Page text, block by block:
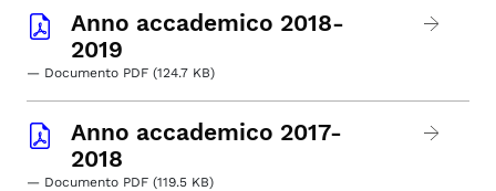
Anno accademico 2018-
2019
— Documento PDF (124.7 KB)
Anno accademico 2017-
2018
— Documento PDF (119.5 KB)